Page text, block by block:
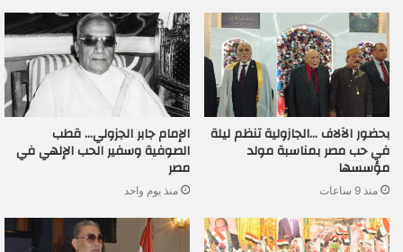
بحضور الآلاف …الجازولية تنظم ليلة
في حب مصر بمناسبة مولد
مؤسسها
منذ 9 ساعات
الإمام جابر الجزولي… قطب
الصوفية وسفير الحب الإلهي في
مصر
منذ يوم واحد